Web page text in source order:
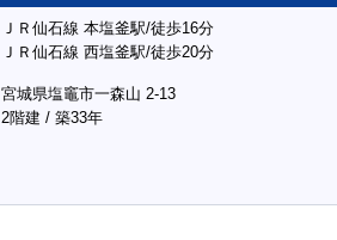
ＪＲ仙石線 本塩釜駅/徒歩16分
ＪＲ仙石線 西塩釜駅/徒歩20分
宮城県塩竈市一森山 2-13
2階建 / 築33年